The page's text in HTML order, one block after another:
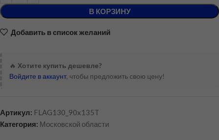
В КОРЗИНУ
Добавить в список желаний
🔥 Хотите купить дешевле?
Войдите в аккаунт, чтобы предложить свою цену!
Артикул: FLAG130_90x135T
Категория: Московской области